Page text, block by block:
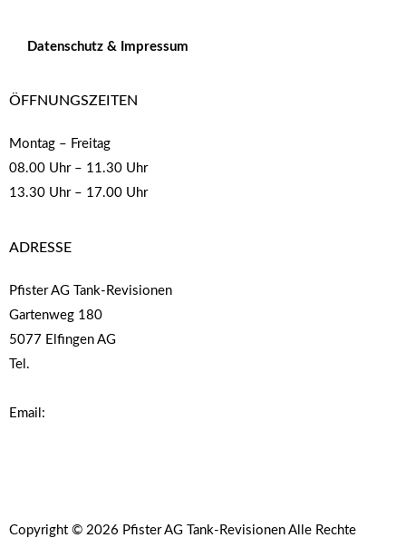
Datenschutz & Impressum
ÖFFNUNGSZEITEN
Montag – Freitag
08.00 Uhr – 11.30 Uhr
13.30 Uhr – 17.00 Uhr
ADRESSE
Pfister AG Tank-Revisionen
Gartenweg 180
5077 Elfingen AG
Tel.
Email:
Copyright © 2026 Pfister AG Tank-Revisionen Alle Rechte